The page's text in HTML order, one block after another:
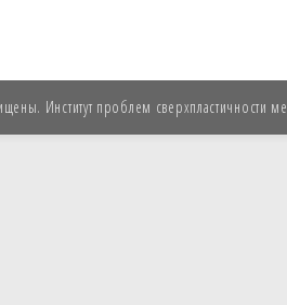
Институт проблем сверхпластичности